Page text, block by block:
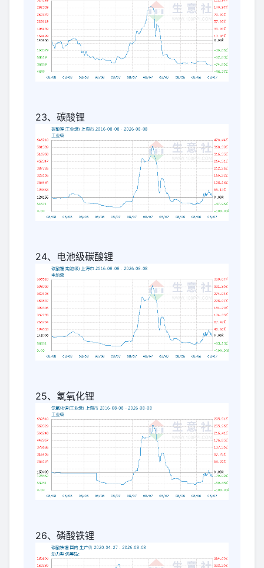
23、碳酸锂
24、电池级碳酸锂
25、氢氧化锂
26、磷酸铁锂